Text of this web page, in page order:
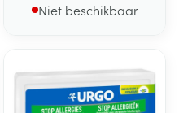
Niet beschikbaar